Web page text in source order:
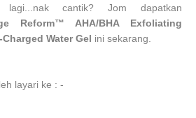
lagi...nak cantik? Jom dapatkan
Reform™ AHA/BHA Exfoliating
Water Gel ini sekarang.
layari ke : -